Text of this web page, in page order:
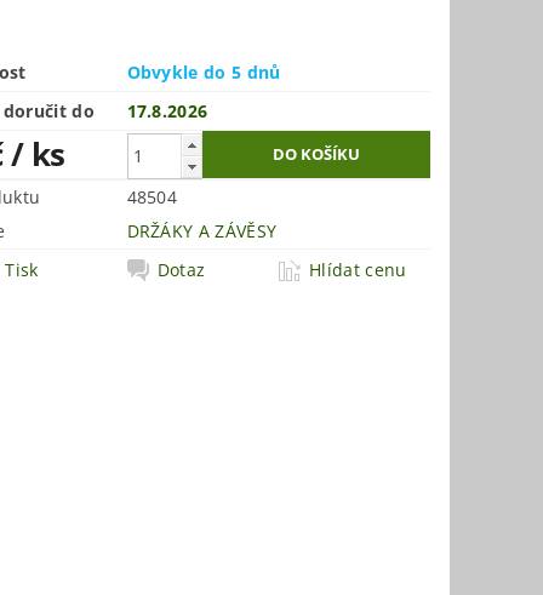
Obvykle do 5 dnů
doručit do
17.8.2026
/ ks
48504
DRŽÁKY A ZÁVĚSY
Tisk
Dotaz Hlídat cenu